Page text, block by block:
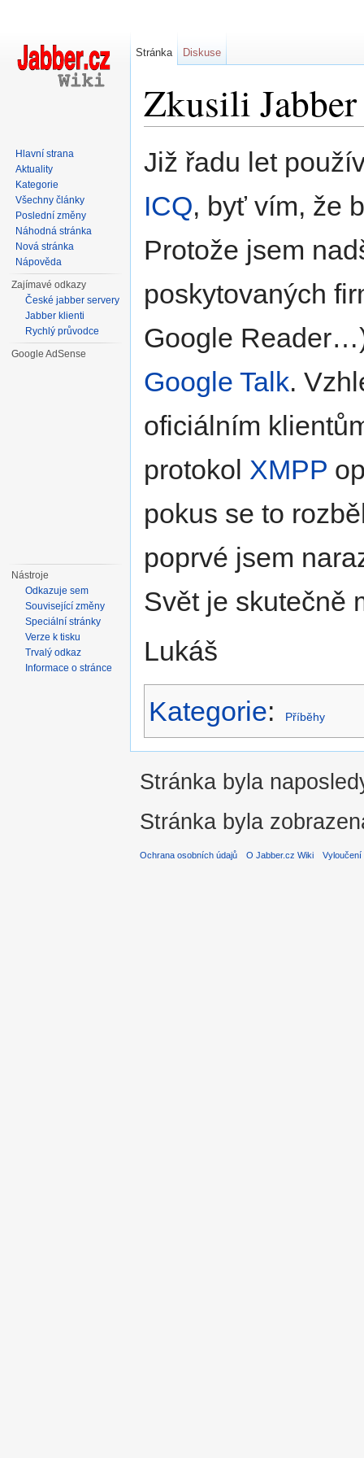
Zkusili
Již řadu let
ICQ, byť vím, že
Protože jsem
poskytovaných
Google
Google Talk.
oficiálním
protokol XMPP
pokus se to
poprvé jsem
Svět je skutečně
Lukáš
Kategorie: Příběhy
Stránka Diskuse
Hlavní strana
Aktuality
Kategorie
Všechny články
Poslední změny
Náhodná stránka
Nová stránka
Nápověda
Zajímavé odkazy
České jabber servery
Jabber klienti
Rychlý průvodce
Google AdSense
Nástroje
Odkazuje sem
Související změny
Speciální stránky
Verze k tisku
Trvalý odkaz
Informace o stránce
Stránka byla
Stránka byla
Ochrana osobních údajů O Jabber.cz Wiki Vyloučení